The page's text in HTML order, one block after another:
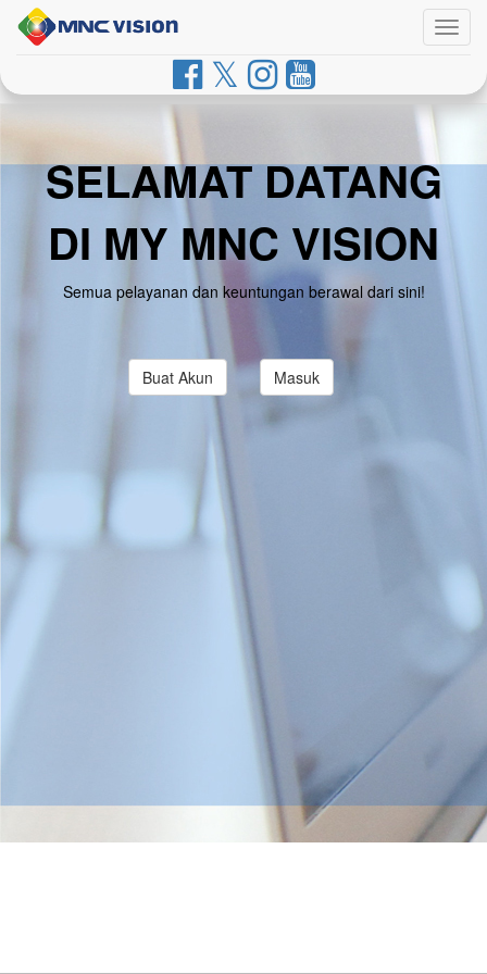
SELAMAT DATANG
DI MY MNC VISION
Semua pelayanan dan keuntungan berawal dari sini!
Buat Akun Masuk